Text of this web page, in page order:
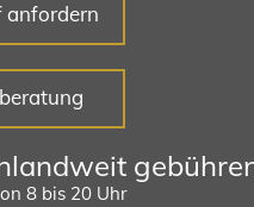
anfordern
8 bis 20 Uhr